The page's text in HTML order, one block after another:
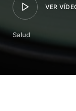
VER
Salud